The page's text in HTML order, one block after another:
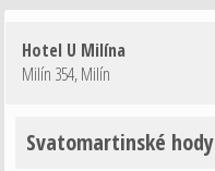
Hotel U Milína
Milín 354,Milín
Svatomartinské hody